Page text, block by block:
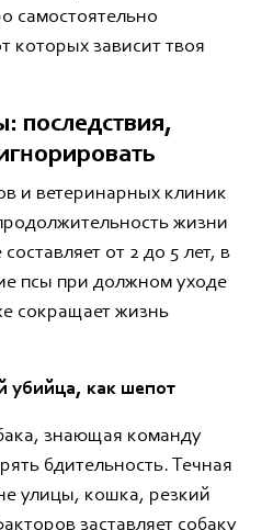
самостоятельно
которых зависит твоя
: последствия,
и ветеринарных клиник
жизни
от 2 до 5 лет, в
псы при должном уходе
сокращает жизнь
убийца, как шепот
знающая команду
бдительность. Течная
улицы, кошка, резкий
заставляет собаку